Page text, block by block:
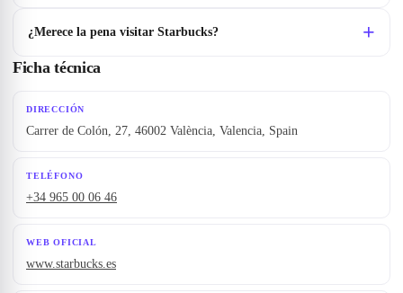
¿Merece la pena visitar Starbucks?
Ficha técnica
DIRECCIÓN
Carrer de Colón, 27, 46002 València, Valencia, Spain
TELÉFONO
+34 965 00 06 46
WEB OFICIAL
www.starbucks.es